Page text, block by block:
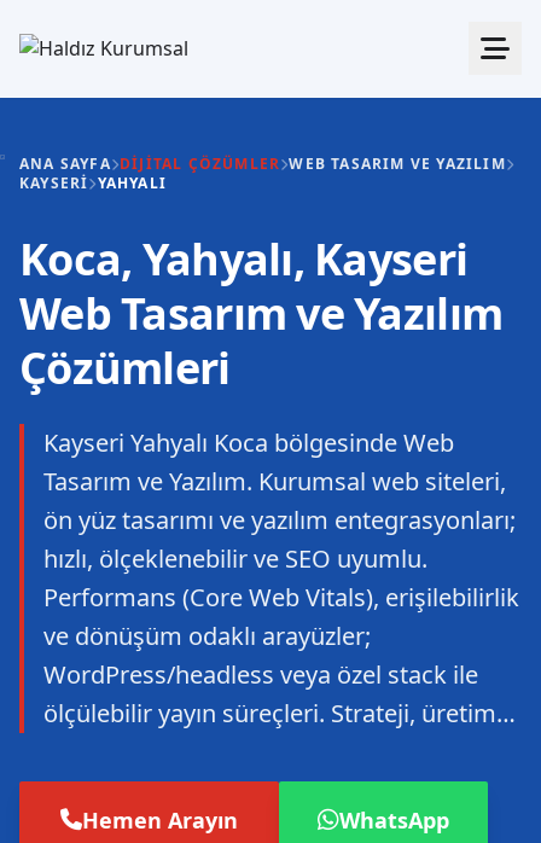
ANA SAYFA DIJITAL ÇÖZÜMLER WEB TASARIM VE YAZILIM
KAYSERI YAHYALI
Koca, Yahyalı, Kayseri
Web Tasarım ve Yazılım
Çözümleri
Kayseri Yahyalı Koca bölgesinde Web
Tasarım ve Yazılım. Kurumsal web siteleri,
ön yüz tasarımı ve yazılım entegrasyonları;
hızlı, ölçeklenebilir ve SEO uyumlu.
Performans (Core Web Vitals), erişilebilirlik
ve dönüşüm odaklı arayüzler;
WordPress/headless veya özel stack ile
ölçülebilir yayın süreçleri. Strateji, üretim…
Hemen Arayın WhatsApp